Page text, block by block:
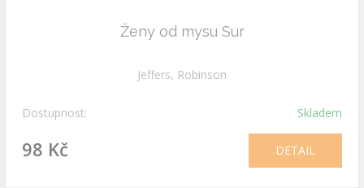
Ženy od mysu Sur
Jeffers, Robinson
Dostupnost: Skladem
98 Kč DETAIL